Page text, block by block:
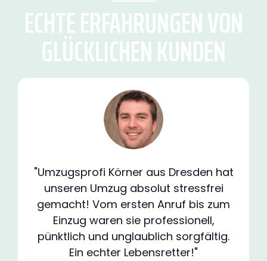
ECHTE ERFAHRUNGEN VON
GLÜCKLICHEN KUNDEN
"Umzugsprofi Körner aus Dresden hat
unseren Umzug absolut stressfrei
gemacht! Vom ersten Anruf bis zum
Einzug waren sie professionell,
pünktlich und unglaublich sorgfältig.
Ein echter Lebensretter!"